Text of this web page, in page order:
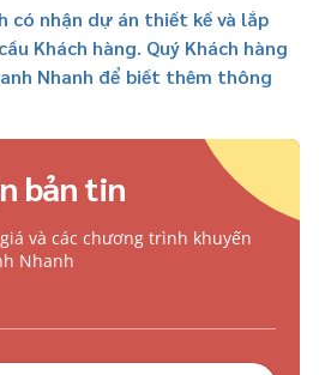
có nhận dự án thiết kế và lắp
Khách hàng. Quý Khách hàng
Nhanh để biết thêm thông
bản tin
và các chương trình khuyến
Nhanh